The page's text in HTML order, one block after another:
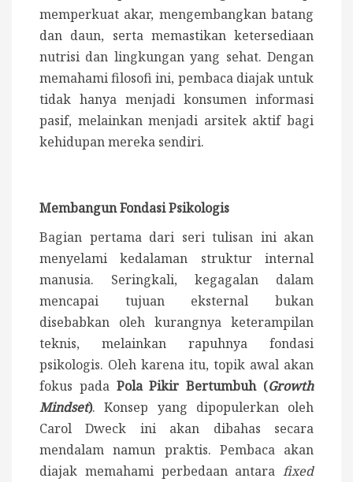
memperkuat akar, mengembangkan batang
dan daun, serta memastikan ketersediaan
nutrisi dan lingkungan yang sehat. Dengan
memahami filosofi ini, pembaca diajak untuk
tidak hanya menjadi konsumen informasi
pasif, melainkan menjadi arsitek aktif bagi
kehidupan mereka sendiri.
Membangun Fondasi Psikologis
Bagian pertama dari seri tulisan ini akan
menyelami kedalaman struktur internal
manusia. Seringkali, kegagalan dalam
mencapai tujuan eksternal bukan
disebabkan oleh kurangnya keterampilan
teknis, melainkan rapuhnya fondasi
psikologis. Oleh karena itu, topik awal akan
fokus pada Pola Pikir Bertumbuh (Growth
Mindset). Konsep yang dipopulerkan oleh
Carol Dweck ini akan dibahas secara
mendalam namun praktis. Pembaca akan
diajak memahami perbedaan antara fixed